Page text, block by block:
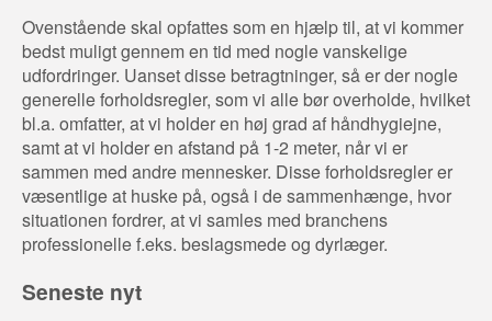
Ovenstående skal opfattes som en hjælp til, at vi kommer
bedst muligt gennem en tid med nogle vanskelige
udfordringer. Uanset disse betragtninger, så er der nogle
generelle forholdsregler, som vi alle bør overholde, hvilket
bl.a. omfatter, at vi holder en høj grad af håndhygiejne,
samt at vi holder en afstand på 1-2 meter, når vi er
sammen med andre mennesker. Disse forholdsregler er
væsentlige at huske på, også i de sammenhænge, hvor
situationen fordrer, at vi samles med branchens
professionelle f.eks. beslagsmede og dyrlæger.
Seneste nyt